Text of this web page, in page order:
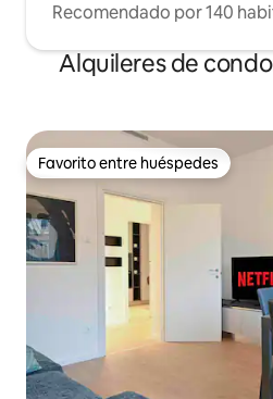
Recomendado por 140
Alquileres de
Favorito entre huéspedes
Favorito entre huéspedes